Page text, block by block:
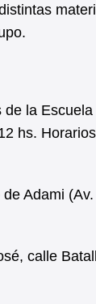
la
hs.
Adami
calle